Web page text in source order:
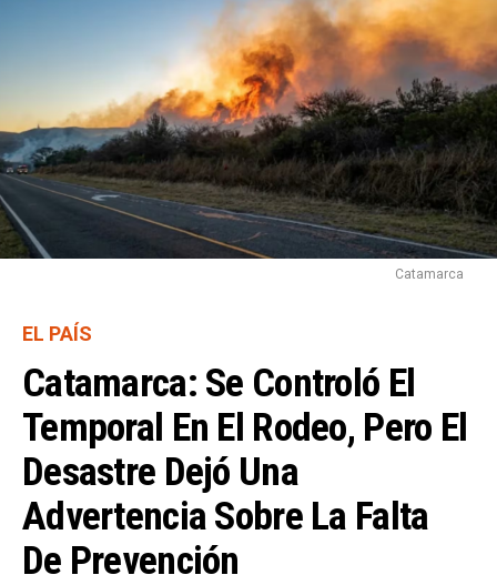
Catamarca
EL PAÍS
Catamarca: Se Controló El
Temporal En El Rodeo, Pero El
Desastre Dejó Una
Advertencia Sobre La Falta
De Prevención